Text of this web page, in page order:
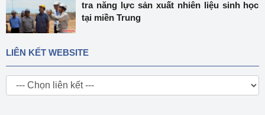
tra năng lực sản xuất nhiên liệu sinh học
tại miền Trung
LIÊN KẾT WEBSITE